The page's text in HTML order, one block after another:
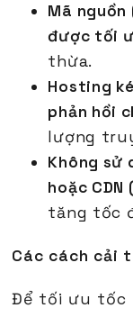
Mã nguồn
được tối
thừa.
Hosting
phản hồi
lượng
Không sử
hoặc
tăng tốc
Các cách cải
Để tối ưu tốc